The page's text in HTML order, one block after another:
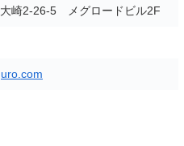
崎2-26-5 メグロードビル2F